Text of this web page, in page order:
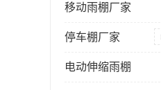
移动雨棚厂家
停车棚厂家
电动伸缩雨棚